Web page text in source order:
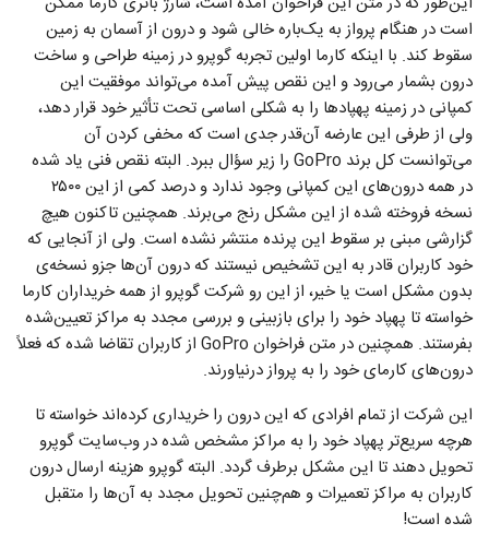
است در هنگام پرواز به یک‌باره خالی شود و درون از آسمان به زمین
سقوط کند. با اینکه کارما اولین تجربه گوپرو در زمینه طراحی و ساخت
درون بشمار می‌رود و این نقص پیش آمده می‌تواند موفقیت این
کمپانی در زمینه پهپادها را به شکلی اساسی تحت تأثیر خود قرار دهد،
ولی از طرفی این عارضه آن‌قدر جدی است که مخفی کردن آن
می‌توانست کل برند GoPro را زیر سؤال ببرد. البته نقص فنی یاد شده
در همه درون‌های این کمپانی وجود ندارد و درصد کمی از این ۲۵۰۰
نسخه فروخته شده از این مشکل رنج می‌برند. همچنین تاکنون هیچ
گزارشی مبنی بر سقوط این پرنده منتشر نشده است. ولی از آنجایی که
خود کاربران قادر به این تشخیص نیستند که درون آن‌ها جزو نسخه‌ی
بدون مشکل است یا خیر، از این رو شرکت گوپرو از همه خریداران کارما
خواسته تا پهپاد خود را برای بازبینی و بررسی مجدد به مراکز تعیین‌شده
بفرستند. همچنین در متن فراخوان GoPro از کاربران تقاضا شده که فعلاً
درون‌های کارمای خود را به پرواز درنیاورند.
این شرکت از تمام افرادی که این درون را خریداری کرده‌اند خواسته تا
هرچه سریع‌تر پهپاد خود را به مراکز مشخص شده در وب‌سایت گوپرو
تحویل دهند تا این مشکل برطرف گردد. البته گوپرو هزینه ارسال درون
کاربران به مراکز تعمیرات و هم‌چنین تحویل مجدد به آن‌ها را متقبل
شده است!